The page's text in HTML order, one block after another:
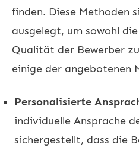
finden. Diese Methoden
ausgelegt, um sowohl
Qualität der Bewerber
einige der angebotenen
Personalisierte
individuelle Ansprache
sichergestellt, dass die